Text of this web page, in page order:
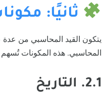
ثانيًا:
يتكون القيد المحاسبي من عدة
المحاسبي. هذه المكونات
2.1. التاريخ